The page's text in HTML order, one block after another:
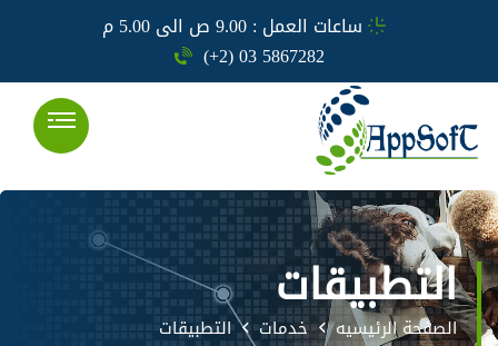
ساعات العمل : 9.00 ص الى 5.00 م
(+2) 03 5867282
التطبيقات
الصفحة الرئيسيه خدمات التطبيقات